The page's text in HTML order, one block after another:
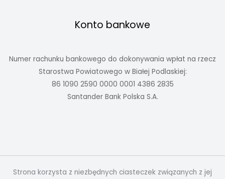
Konto bankowe
Numer rachunku bankowego do dokonywania wpłat na rzecz
Starostwa Powiatowego w Białej Podlaskiej:
86 1090 2590 0000 0001 4386 2835
Santander Bank Polska S.A.
Strona korzysta z niezbędnych ciasteczek związanych z jej